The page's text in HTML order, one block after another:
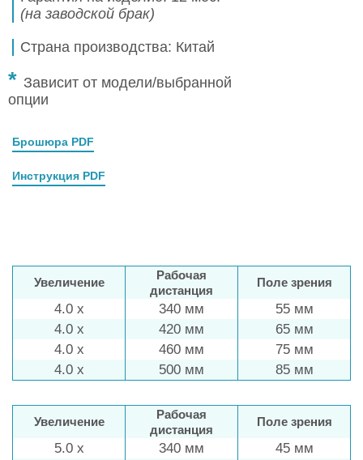
(на заводской брак)
Страна производства: Китай
* Зависит от модели/выбранной
опции
Брошюра PDF
Инструкция PDF
Увеличение
Рабочая
дистанция
Поле зрения
4.0 x 340 мм
55 мм
4.0 x
420 мм
65 мм
4.0 x
460 мм
75 мм
4.0 x
500 мм 85 мм
Увеличение
Рабочая
дистанция
Поле зрения
5.0 x 340 мм
45 мм